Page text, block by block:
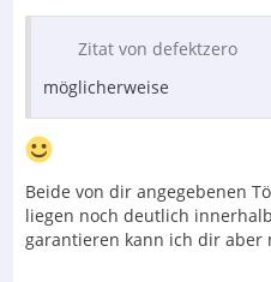
Zitat von defektzero
möglicherweise
Beide von dir angegebenen
liegen noch deutlich
garantieren kann ich dir aber